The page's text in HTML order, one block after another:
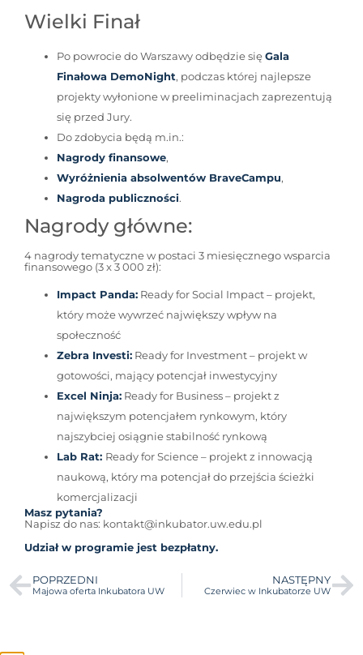
Wielki Finał
Po powrocie do Warszawy odbędzie się Gala
Finałowa DemoNight, podczas której najlepsze
projekty wyłonione w preeliminacjach zaprezentują
się przed Jury.
Do zdobycia będą m.in.:
Nagrody finansowe,
Wyróżnienia absolwentów BraveCampu,
Nagroda publiczności.
Nagrody główne:
4 nagrody tematyczne w postaci 3 miesięcznego wsparcia
finansowego (3 x 3 000 zł):
Impact Panda: Ready for Social Impact – projekt,
który może wywrzeć największy wpływ na
społeczność
Zebra Investi: Ready for Investment – projekt w
gotowości, mający potencjał inwestycyjny
Excel Ninja: Ready for Business – projekt z
największym potencjałem rynkowym, który
najszybciej osiągnie stabilność rynkową
Lab Rat: Ready for Science – projekt z innowacją
naukową, który ma potencjał do przejścia ścieżki
komercjalizacji
Masz pytania?
Napisz do nas: kontakt@inkubator.uw.edu.pl
Udział w programie jest bezpłatny.
POPRZEDNI
Majowa oferta Inkubatora UW
NASTĘPNY
Czerwiec w Inkubatorze UW